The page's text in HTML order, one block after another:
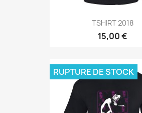
TSHIRT 2018
15,00 €
RUPTURE DE STOCK